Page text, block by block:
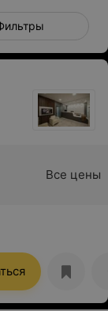
Все цены